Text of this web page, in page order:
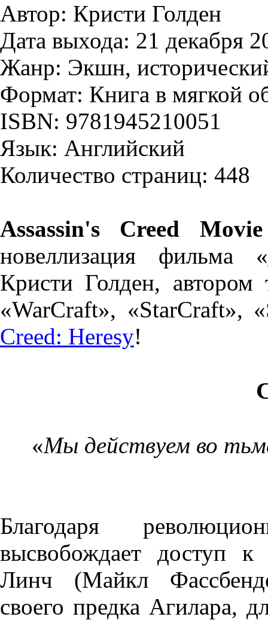
Автор: Кристи Голден
Дата выхода: 21 декабря
Жанр: Экшн,
Формат: Книга в мягкой
ISBN: 9781945210051
Язык: Английский
Количество страниц: 448
Assassin's Creed
новеллизация фильма «
Кристи Голден, автором
«WarCraft», «StarCraft»,
Creed: Heresy!
«Мы действуем во
Благодаря
высвобождает доступ к
Линч (Майкл
своего предка Агилара,